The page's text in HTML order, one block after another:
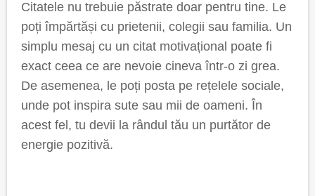
Citatele nu trebuie păstrate doar pentru tine. Le
poți împărtăși cu prietenii, colegii sau familia. Un
simplu mesaj cu un citat motivațional poate fi
exact ceea ce are nevoie cineva într-o zi grea.
De asemenea, le poți posta pe rețelele sociale,
unde pot inspira sute sau mii de oameni. În
acest fel, tu devii la rândul tău un purtător de
energie pozitivă.